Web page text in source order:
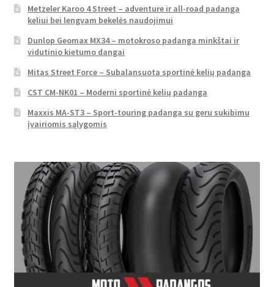
Metzeler Karoo 4 Street – adventure ir all-road padanga
keliui bei lengvam bekelės naudojimui
Dunlop Geomax MX34 – motokroso padanga minkštai ir
vidutinio kietumo dangai
Mitas Street Force – Subalansuota sportinė kelių padanga
CST CM-NK01 – Moderni sportinė kelių padanga
Maxxis MA-ST3 – Sport-touring padanga su geru sukibimu
įvairiomis sąlygomis